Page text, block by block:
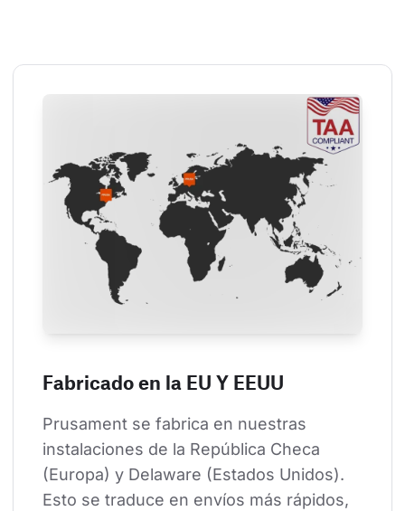
Fabricado en la EU Y EEUU
Prusament se fabrica en nuestras
instalaciones de la República Checa
(Europa) y Delaware (Estados Unidos).
Esto se traduce en envíos más rápidos,